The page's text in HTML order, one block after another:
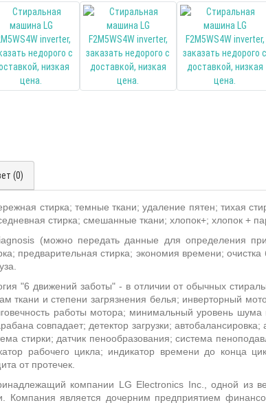
(0)
стирка; темные ткани; удаление пятен; тихая
стирка; смешанные ткани; хлопок+; хлопок +
(можно передать данные для определения
предварительная стирка; экономия времени;
"6 движений заботы" - в отличии от обычных
ткани и степени загрязнения белья; инверторный
работы мотора; минимальный уровень
совпадает; детектор загрузки;
стирки; датчик пенообразования; система
рабочего цикла; индикатор времени до конца
от протечек.
компании LG Electronics Inc., одной из
Компания является дочерним предприятием